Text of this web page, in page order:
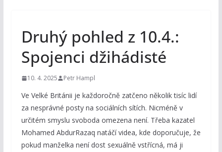
Druhý pohled z 10.4.:
Spojenci džihádisté
10. 4. 2025 Petr Hampl
Ve Velké Británii je každoročně zatčeno několik tisíc lidí
za nesprávné posty na sociálních sítích. Nicméně v
určitém smyslu svoboda omezena není. Třeba kazatel
Mohamed AbdurRazaq natáčí videa, kde doporučuje, že
pokud manželka není dost sexuálně vstřícná, má ji